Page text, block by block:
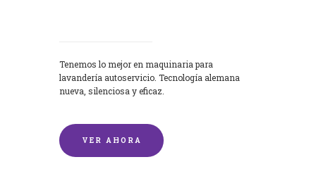
Tenemos lo mejor en maquinaria para
lavandería autoservicio. Tecnología alemana
nueva, silenciosa y eficaz.
VER AHORA